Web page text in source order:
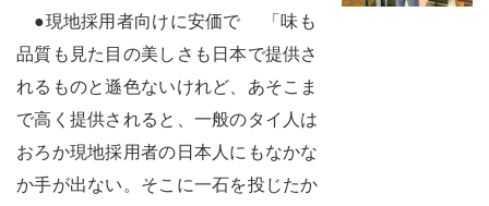
●現地採用者向けに安価で 「味も
品質も見た目の美しさも日本で提供さ
れるものと遜色ないけれど、あそこま
で高く提供されると、一般のタイ人は
おろか現地採用者の日本人にもなかな
か手が出ない。そこに一石を投じたか